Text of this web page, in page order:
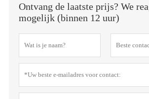
Ontvang de laatste prijs? We
mogelijk (binnen 12 uur)